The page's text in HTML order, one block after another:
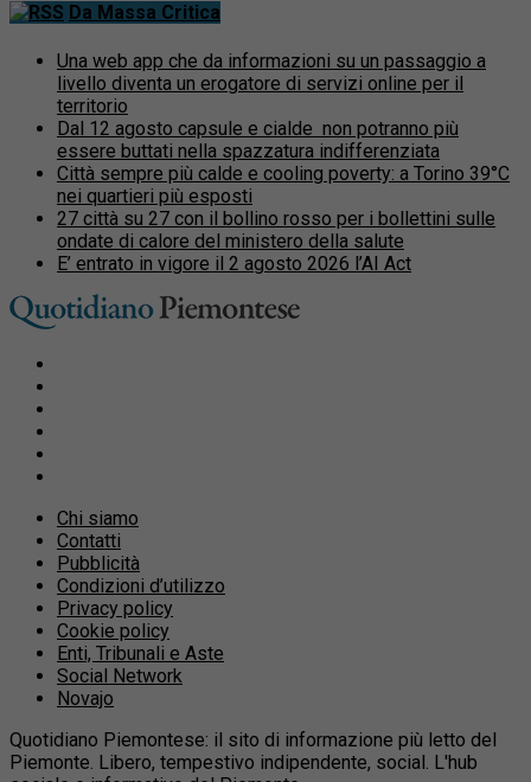
Da Massa Critica
Una web app che da informazioni su un passaggio a
livello diventa un erogatore di servizi online per il
territorio
Dal 12 agosto capsule e cialde non potranno più
essere buttati nella spazzatura indifferenziata
Città sempre più calde e cooling poverty: a Torino 39°C
nei quartieri più esposti
27 città su 27 con il bollino rosso per i bollettini sulle
ondate di calore del ministero della salute
E’ entrato in vigore il 2 agosto 2026 l’AI Act
Chi siamo
Contatti
Pubblicità
Condizioni d’utilizzo
Privacy policy
Cookie policy
Enti, Tribunali e Aste
Social Network
Novajo
Quotidiano Piemontese: il sito di informazione più letto del
Piemonte. Libero, tempestivo indipendente, social. L'hub